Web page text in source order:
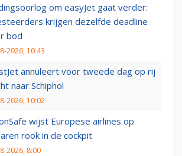
om easyJet gaat verder:
krijgen dezelfde deadline
bod
2026, 10:43
annuleert voor tweede dag op rij
naar Schiphol
2026, 10:02
wijst Europese airlines op
rook in de cockpit
2026, 8:00